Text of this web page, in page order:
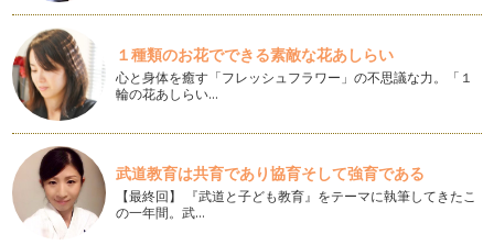
お正月の遊びが算数のお勉強につながるって本当？ -前半-
お正月遊びと聞いて何を思い出しますか。 外遊びでは羽根つ
き、…
幼児にもできる！色画用紙でつくるクリスマスツリー
色画用紙やいろ…
おはじきあそびで数の概念を育てよう
入学前、できれば簡単なさんすうができているとうれしいもの
です。 …
１種類のお花でできる素敵な花あしらい
心と身体を癒す「フレッシュフラワー」の不思議な力。「１
輪の花あしらい…
武道教育は共育であり協育そして強育である
【最終回】 『武道と子ども教育』をテーマに執筆してきたこ
の一年間。武…